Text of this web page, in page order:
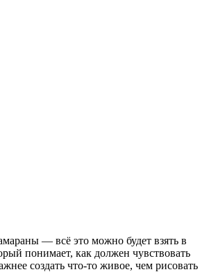
— всё это можно будет взять в
понимает, как должен чувствовать
создать что-то живое, чем рисовать